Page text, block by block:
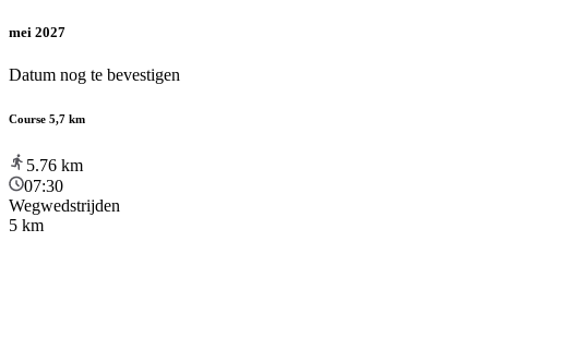
mei 2027
Datum nog te bevestigen
Course 5,7 km
5.76 km
07:30
Wegwedstrijden
5 km